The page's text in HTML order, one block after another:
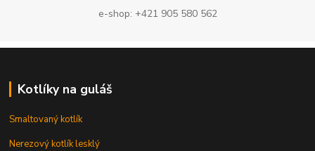
e-shop: +421 905 580 562
Kotlíky na guláš
Smaltovaný kotlík
Nerezový kotlík lesklý